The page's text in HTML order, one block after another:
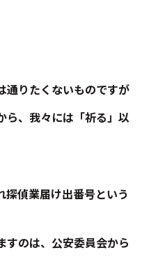
通りたくないものですが
ら、我々には「祈る」以
探偵業届け出番号という
すのは、公安委員会から